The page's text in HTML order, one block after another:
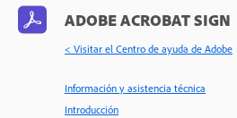
ADOBE ACROBAT SIGN
< Visitar el Centro de ayuda de Adobe
Información y asistencia técnica
Introducción